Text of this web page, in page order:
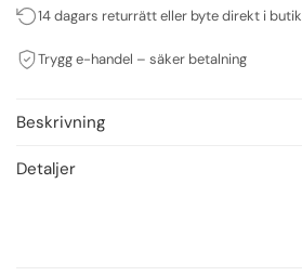
14 dagars returrätt eller byte direkt i butik
Trygg e-handel – säker betalning
Beskrivning
Detaljer